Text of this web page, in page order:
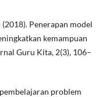
Penerapan model
kemampuan
Guru Kita, 2(3), 106–
problem